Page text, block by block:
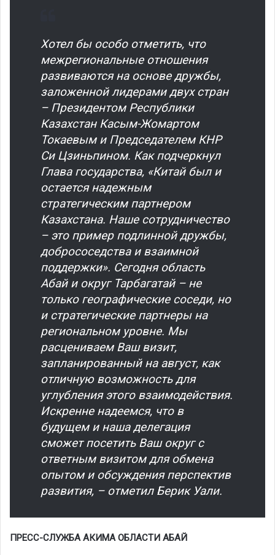
Хотел бы особо отметить, что
межрегиональные отношения
развиваются на основе дружбы,
заложенной лидерами двух стран
– Президентом Республики
Казахстан Касым-Жомартом
Токаевым и Председателем КНР
Си Цзиньпином. Как подчеркнул
Глава государства, «Китай был и
остается надежным
стратегическим партнером
Казахстана. Наше сотрудничество
– это пример подлинной дружбы,
добрососедства и взаимной
поддержки». Сегодня область
Абай и округ Тарбагатай – не
только географические соседи, но
и стратегические партнеры на
региональном уровне. Мы
расцениваем Ваш визит,
запланированный на август, как
отличную возможность для
углубления этого взаимодействия.
Искренне надеемся, что в
будущем и наша делегация
сможет посетить Ваш округ с
ответным визитом для обмена
опытом и обсуждения перспектив
развития, – отметил Берик Уали.
ПРЕСС-СЛУЖБА АКИМА ОБЛАСТИ АБАЙ